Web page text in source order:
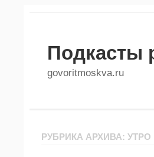
Подкасты
govoritmoskva.ru
РУБРИКА АРХИВА: